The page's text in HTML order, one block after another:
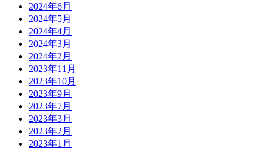
2024年6月
2024年5月
2024年4月
2024年3月
2024年2月
2023年11月
2023年10月
2023年9月
2023年7月
2023年3月
2023年2月
2023年1月